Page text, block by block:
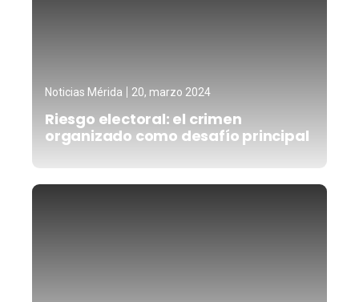
Noticias Mérida 20, marzo 2024
Riesgo electoral: el crimen
organizado como desafío principal